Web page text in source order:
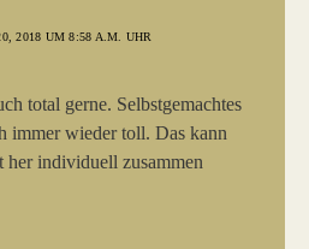
2018 UM 8:58 A.M. UHR
total gerne. Selbstgemachtes
immer wieder toll. Das kann
individuell zusammen